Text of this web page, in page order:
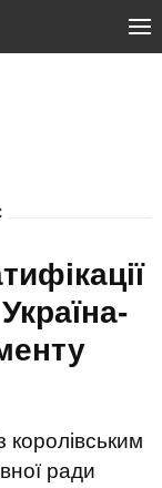
королівським
ради